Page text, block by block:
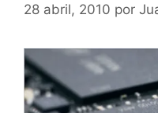
28 abril, 2010 por